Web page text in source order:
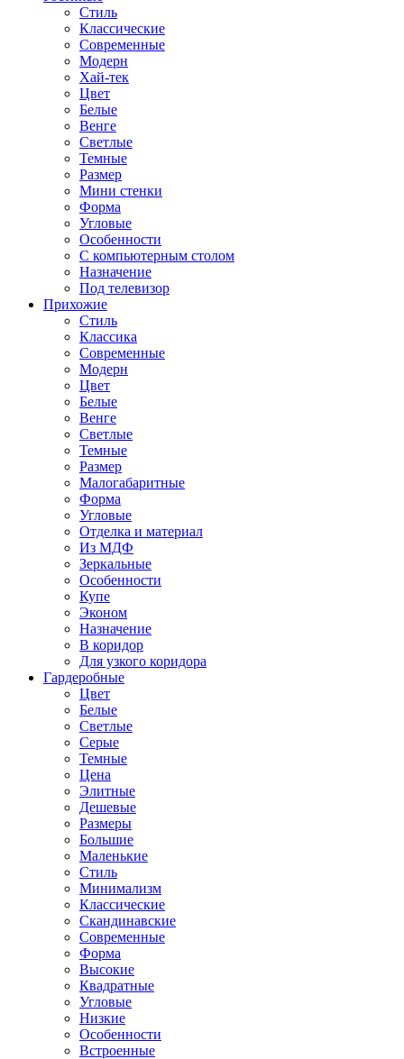
Стиль
Классические
Современные
Модерн
Хай-тек
Цвет
Белые
Венге
Светлые
Темные
Размер
Мини стенки
Форма
Угловые
Особенности
С компьютерным столом
Назначение
Под телевизор
Прихожие
Стиль
Классика
Современные
Модерн
Цвет
Белые
Венге
Светлые
Темные
Размер
Малогабаритные
Форма
Угловые
Отделка и материал
Из МДФ
Зеркальные
Особенности
Купе
Эконом
Назначение
В коридор
Для узкого коридора
Гардеробные
Цвет
Белые
Светлые
Серые
Темные
Цена
Элитные
Дешевые
Размеры
Большие
Маленькие
Стиль
Минимализм
Классические
Скандинавские
Современные
Форма
Высокие
Квадратные
Угловые
Низкие
Особенности
Встроенные